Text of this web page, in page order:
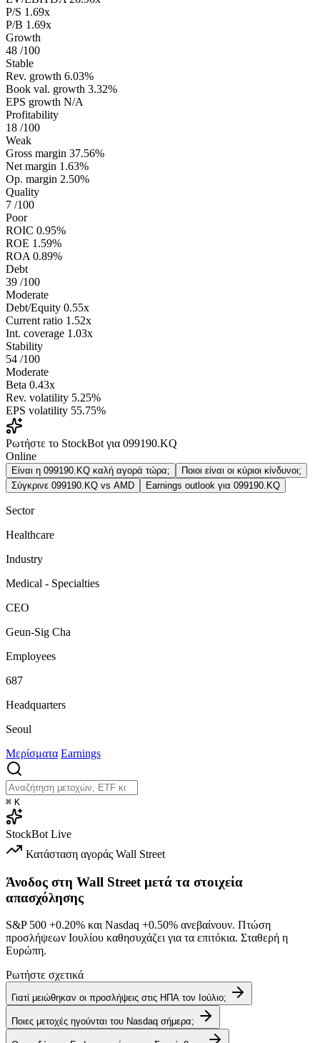
P/S 1.69x
P/B 1.69x
Growth
48 /100
Stable
Rev. growth 6.03%
Book val. growth 3.32%
EPS growth N/A
Profitability
18 /100
Weak
Gross margin 37.56%
Net margin 1.63%
Op. margin 2.50%
Quality
7 /100
Poor
ROIC 0.95%
ROE 1.59%
ROA 0.89%
Debt
39 /100
Moderate
Debt/Equity 0.55x
Current ratio 1.52x
Int. coverage 1.03x
Stability
54 /100
Moderate
Beta 0.43x
Rev. volatility 5.25%
EPS volatility 55.75%
Ρωτήστε το StockBot για 099190.KQ
Online
Είναι η 099190.KQ καλή αγορά τώρα;
Ποιοι είναι οι κύριοι κίνδυνοι;
Σύγκρινε 099190.KQ vs AMD
Earnings outlook για 099190.KQ
Sector
Healthcare
Industry
Medical - Specialties
CEO
Geun-Sig Cha
Employees
687
Headquarters
Seoul
Μερίσματα Earnings
⌘ K
StockBot Live
Κατάσταση αγοράς Wall Street
Άνοδος στη Wall Street μετά τα στοιχεία
απασχόλησης
S&P 500 +0.20% και Nasdaq +0.50% ανεβαίνουν. Πτώση
προσλήψεων Ιουλίου καθησυχάζει για τα επιτόκια. Σταθερή η
Ευρώπη.
Ρωτήστε σχετικά
Γιατί μειώθηκαν οι προσλήψεις στις ΗΠΑ τον Ιούλιο;
Ποιες μετοχές ηγούνται του Nasdaq σήμερα;